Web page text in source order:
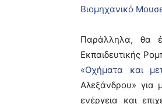
Βιομηχανικό
Παράλληλα, θα
Εκπαιδευτικής
«Οχήματα και
Αλεξάνδρου» για
ενέργεια και